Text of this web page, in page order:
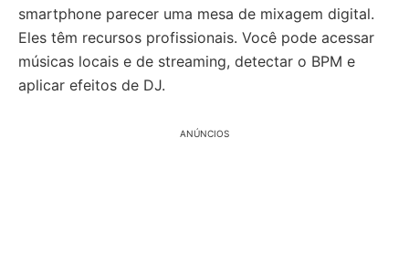
smartphone parecer uma mesa de mixagem digital.
Eles têm recursos profissionais. Você pode acessar
músicas locais e de streaming, detectar o BPM e
aplicar efeitos de DJ.
ANÚNCIOS